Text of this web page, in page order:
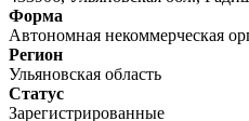
Форма
Автономная некоммерческая
Регион
Ульяновская область
Статус
Зарегистрированные